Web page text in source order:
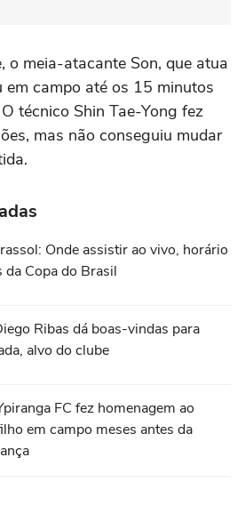
o meia-atacante Son, que atua
em campo até os 15 minutos
técnico Shin Tae-Yong fez
mas não conseguiu mudar
Onde assistir ao vivo, horário
da Copa do Brasil
Ribas dá boas-vindas para
alvo do clube
FC fez homenagem ao
em campo meses antes da